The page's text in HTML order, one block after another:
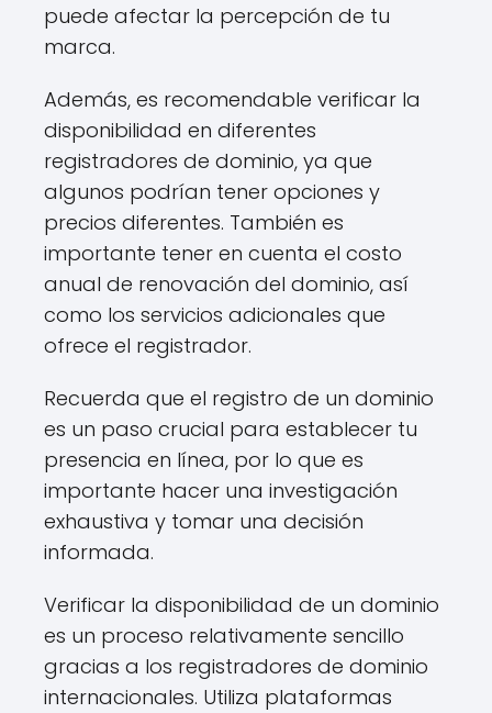
puede afectar la percepción de tu
marca.
Además, es recomendable verificar la
disponibilidad en diferentes
registradores de dominio, ya que
algunos podrían tener opciones y
precios diferentes. También es
importante tener en cuenta el costo
anual de renovación del dominio, así
como los servicios adicionales que
ofrece el registrador.
Recuerda que el registro de un dominio
es un paso crucial para establecer tu
presencia en línea, por lo que es
importante hacer una investigación
exhaustiva y tomar una decisión
informada.
Verificar la disponibilidad de un dominio
es un proceso relativamente sencillo
gracias a los registradores de dominio
internacionales. Utiliza plataformas